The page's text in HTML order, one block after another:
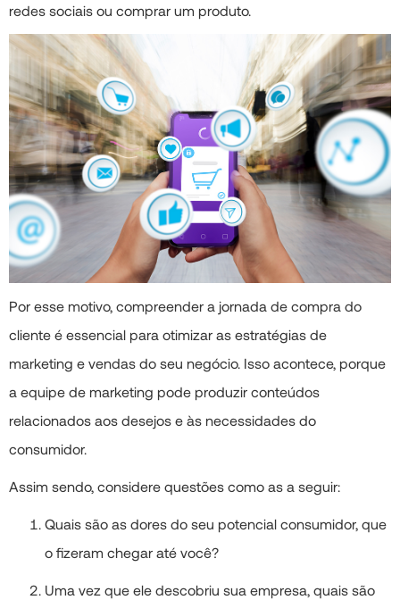
redes sociais ou comprar um produto.
Por esse motivo, compreender a jornada de compra do
cliente é essencial para otimizar as estratégias de
marketing e vendas do seu negócio. Isso acontece, porque
a equipe de marketing pode produzir conteúdos
relacionados aos desejos e às necessidades do
consumidor.
Assim sendo, considere questões como as a seguir:
Quais são as dores do seu potencial consumidor, que
o fizeram chegar até você?
Uma vez que ele descobriu sua empresa, quais são